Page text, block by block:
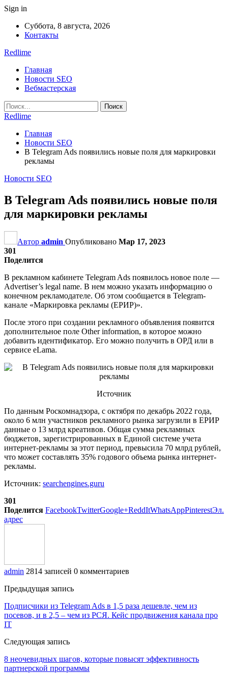
Sign in
Суббота, 8 августа, 2026
Контакты
Redlime
Главная
Новости SEO
Вебмастерская
Redlime
Главная
Новости SEO
В Telegram Ads появились новые поля для маркировки
рекламы
Новости SEO
В Telegram Ads появились новые поля
для маркировки рекламы
Автор admin Опубликовано Мар 17, 2023
301
Поделится
В рекламном кабинете Telegram Ads появилось новое поле —
Advertiser’s legal name. В нем можно указать информацию о
конечном рекламодателе. Об этом сообщается в Telegram-
канале «Маркировка рекламы (ЕРИР)».
После этого при создании рекламного объявления появится
дополнительное поле Other information, в которое можно
добавить идентификатор. Его можно получить в ОРД или в
сервисе eLama.
Источник
По данным Роскомнадзора, с октября по декабрь 2022 года,
около 6 млн участников рекламного рынка загрузили в ЕРИР
данные о 13 млрд креативов. Общая сумма рекламных
бюджетов, зарегистрированных в Единой системе учета
интернет-рекламы за этот период, превысила 70 млрд рублей,
что может составлять 35% годового объема рынка интернет-
рекламы.
Источник: searchengines.guru
301
Поделится FacebookTwitterGoogle+ReddItWhatsAppPinterestЭл.
адрес
admin 2814 записей 0 комментариев
Предыдущая запись
Подписчики из Telegram Ads в 1,5 раза дешевле, чем из
посевов, и в 2,5 – чем из РСЯ. Кейс продвижения канала про
IT
Следующая запись
8 неочевидных шагов, которые повысят эффективность
партнерской программы